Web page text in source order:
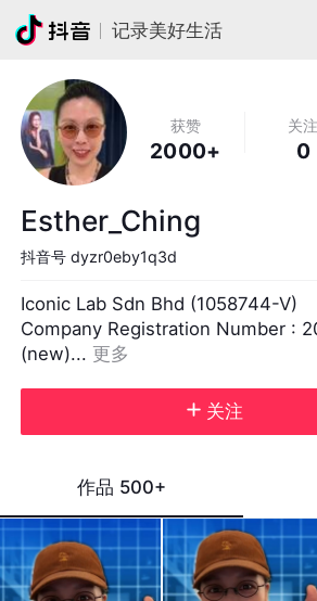
记录美好生活
获赞
2000+
关注
0
Esther_Ching
抖音号 dyzr0eby1q3d
Iconic Lab Sdn Bhd (1058744-V)
Company Registration Number :
(new)... 更多
关注
作品 500+